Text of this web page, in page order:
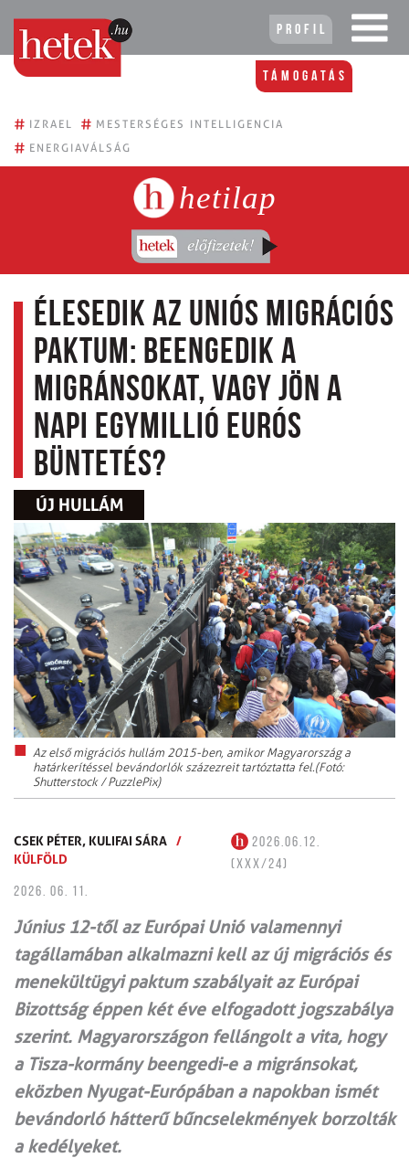
Profil
Támogatás
# IZRAEL # MESTERSÉGES INTELLIGENCIA
# ENERGIAVÁLSÁG
hetilap
Élesedik az uniós migrációs
paktum: Beengedik a
migránsokat, vagy jön a
napi egymillió eurós
büntetés?
ÚJ HULLÁM
Az első migrációs hullám 2015-ben, amikor Magyarország a
határkerítéssel bevándorlók százezreit tartóztatta fel.(Fotó:
Shutterstock / PuzzlePix)
CSEK PÉTER, KULIFAI SÁRA /
KÜLFÖLD
2026.06.12.
(XXX/24)
2026. 06. 11.
Június 12-től az Európai Unió valamennyi
tagállamában alkalmazni kell az új migrációs és
menekültügyi paktum szabályait az Európai
Bizottság éppen két éve elfogadott jogszabálya
szerint. Magyarországon fellángolt a vita, hogy
a Tisza-kormány beengedi-e a migránsokat,
eközben Nyugat-Európában a napokban ismét
bevándorló hátterű bűncselekmények borzolták
a kedélyeket.